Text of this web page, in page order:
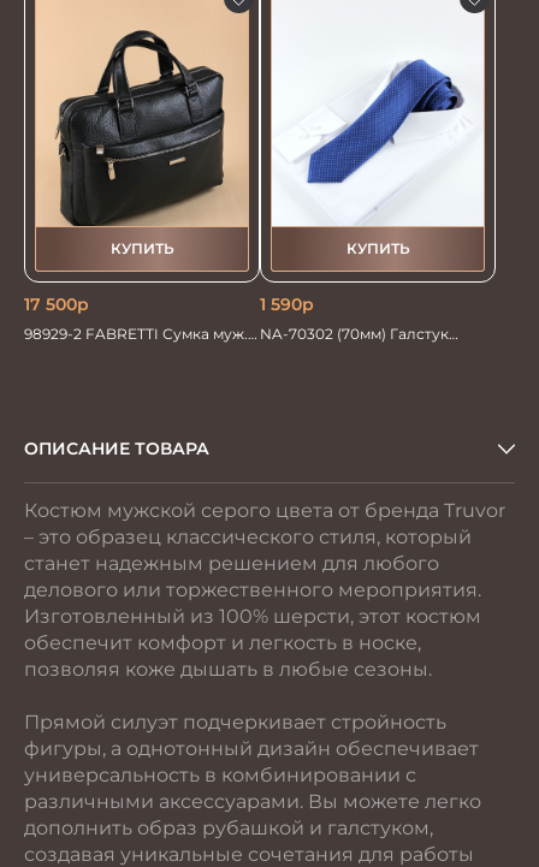
КУПИТЬ
17 500р
98929-2 FABRETTI Сумка муж.
КУПИТЬ
1 590р
NA-70302 (70мм) Галстук
ОПИСАНИЕ ТОВАРА
Костюм мужской серого цвета от бренда Truvor
– это образец классического стиля, который
станет надежным решением для любого
делового или торжественного мероприятия.
Изготовленный из 100% шерсти, этот костюм
обеспечит комфорт и легкость в носке,
позволяя коже дышать в любые сезоны.
Прямой силуэт подчеркивает стройность
фигуры, а однотонный дизайн обеспечивает
универсальность в комбинировании с
различными аксессуарами. Вы можете легко
дополнить образ рубашкой и галстуком,
создавая уникальные сочетания для работы